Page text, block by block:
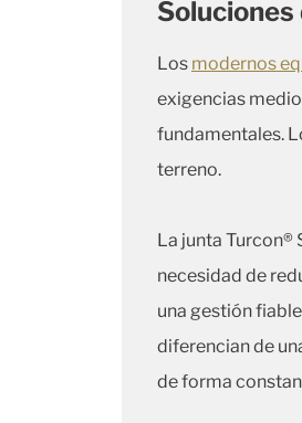
Los modernos
exigencias
fundamentales.
terreno.
La junta Turcon®
necesidad de
una gestión
diferencian de
de forma